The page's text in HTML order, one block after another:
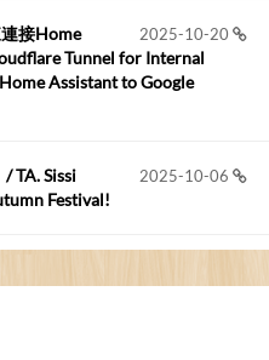
2026-05-15
驟超...
子。有...
2025-10-20
接Home
Tunnel for Internal
Assistant to Google
2025-10-06
TA. Sissi
Festival!
the Computer? Pay More